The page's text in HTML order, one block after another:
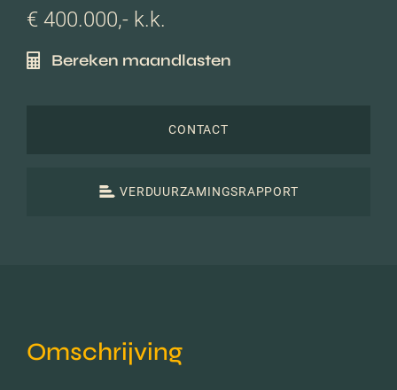
€ 400.000,- k.k.
Bereken maandlasten
CONTACT
VERDUURZAMINGSRAPPORT
Omschrijving